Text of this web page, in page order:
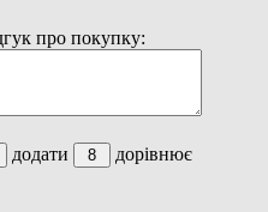
про покупку:
додати дорівнює